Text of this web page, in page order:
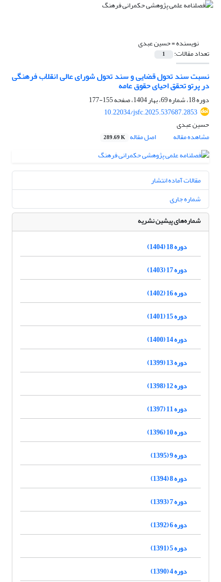
نویسنده =حسین عبدی
تعداد مقالات: 1
نسبت سند تحول قضایی و سند تحول شورای عالی انقلاب فرهنگی
در پرتو تحقق احیای حقوق عامه
دوره 18، شماره 69، بهار 1404، صفحه
155-177
10.22034/jsfc.2025.537687.2853
حسین عبدی
مشاهده مقاله
اصل مقاله 289.69 K
مقالات آماده انتشار
شماره جاری
شماره‌های پیشین نشریه
دوره 18 (1404)
دوره 17 (1403)
دوره 16 (1402)
دوره 15 (1401)
دوره 14 (1400)
دوره 13 (1399)
دوره 12 (1398)
دوره 11 (1397)
دوره 10 (1396)
دوره 9 (1395)
دوره 8 (1394)
دوره 7 (1393)
دوره 6 (1392)
دوره 5 (1391)
دوره 4 (1390)